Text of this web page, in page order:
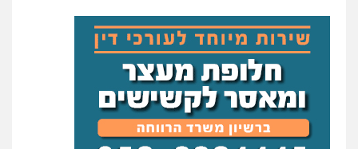
משרד עורכי דין חן ברוך
פלילי דיני תעבורה מעצרים וחקירות
0505078733
עו"ד קארין לגטיוי
פלילי פשיעה חמורה מעצרים וחקירות